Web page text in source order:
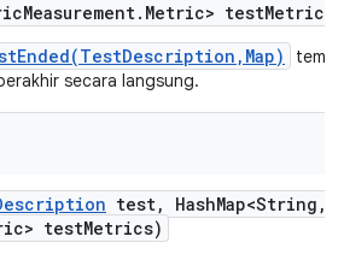
Measurement. Metric> testMetrics)
secara langsung.
test, HashMap<String ,
testMetrics)